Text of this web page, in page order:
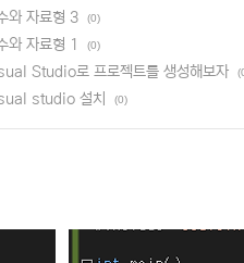
와 자료형 3 (0)
와 자료형 1 (0)
Studio로 프로젝트를 생성해보자
studio 설치 (0)